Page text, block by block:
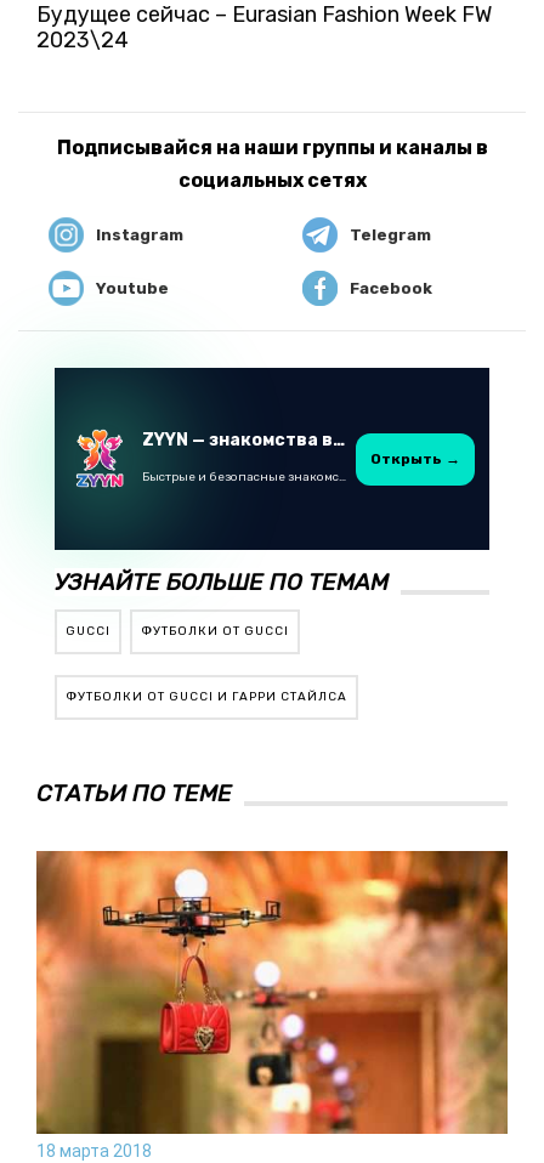
Будущее сейчас – Eurasian Fashion Week FW
2023\24
Подписывайся на наши группы и каналы в
социальных сетях
Instagram Telegram
Youtube Facebook
ZYYN — знакомства в Казахстане
Быстрые и безопасные знакомства в Telegram
Открыть →
УЗНАЙТЕ БОЛЬШЕ ПО ТЕМАМ
GUCCI ФУТБОЛКИ ОТ GUCCI
ФУТБОЛКИ ОТ GUCCI И ГАРРИ СТАЙЛСА
СТАТЬИ ПО ТЕМЕ
18 марта 2018